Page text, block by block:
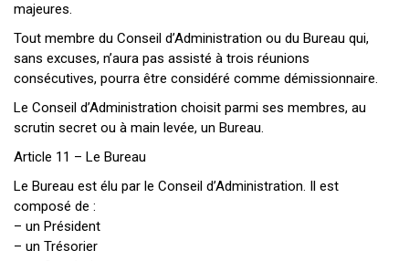
majeures.
Tout membre du Conseil d’Administration ou du Bureau qui,
sans excuses, n’aura pas assisté à trois réunions
consécutives, pourra être considéré comme démissionnaire.
Le Conseil d’Administration choisit parmi ses membres, au
scrutin secret ou à main levée, un Bureau.
Article 11 – Le Bureau
Le Bureau est élu par le Conseil d’Administration. Il est
composé de :
– un Président
– un Trésorier